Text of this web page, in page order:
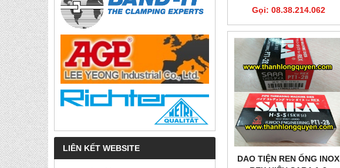
LIÊN KẾT WEBSITE
HSS
Gọi: 08.38.214.062
DAO TIỆN REN ỐNG INOX